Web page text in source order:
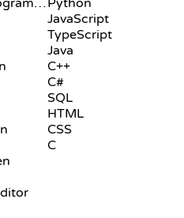
Kostenlose Programmier-WebsitesPython
JavaScript
TypeScript
Java
C++
C#
SQL
HTML
CSS
C